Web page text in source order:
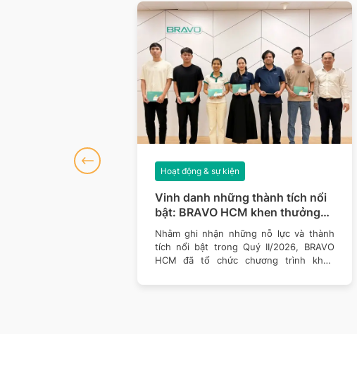
Vinh danh những thành tích nổi
bật: BRAVO HCM khen thưởng
Quý II/2026
Hoạt động & sự kiện
Nhằm ghi nhận những nỗ lực và thành
tích nổi bật trong Quý II/2026, BRAVO
HCM đã tổ chức chương trình khen